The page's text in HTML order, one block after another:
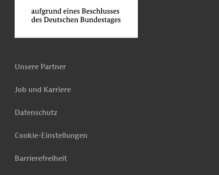
Unsere Partner
Job und Karriere
Datenschutz
Cookie-Einstellungen
Barrierefreiheit